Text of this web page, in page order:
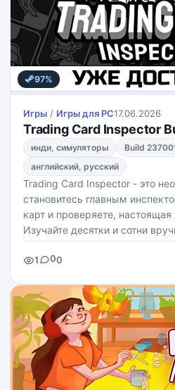
97%
Игры / Игры для PС17.06.2026
Trading Card Inspector
инди, симуляторы Build
английский, русский
Trading Card Inspector - это
становитесь главным
карт и проверяете,
Изучайте десятки и сотни
карточек, находите ошибки,
подсказками и определяйте
1 00